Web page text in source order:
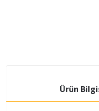
Ürün